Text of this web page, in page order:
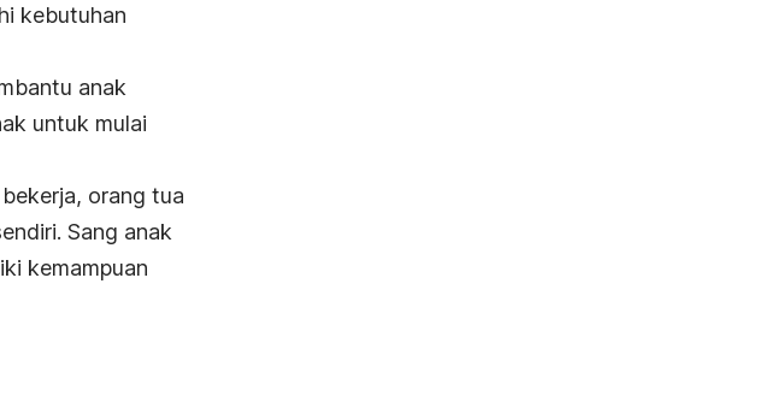
kebutuhan
anak
untuk mulai
orang tua
Sang anak
kemampuan